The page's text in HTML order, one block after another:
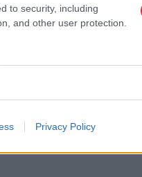
to security, including
and other user protection.
Privacy Policy
σας και να ενισχύσετε
λέβητες φυσικού αερίου
παγομηχανές,